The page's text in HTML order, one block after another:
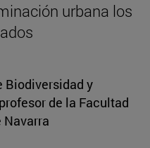
urbana los
Biodiversidad y
de la Facultad
Navarra